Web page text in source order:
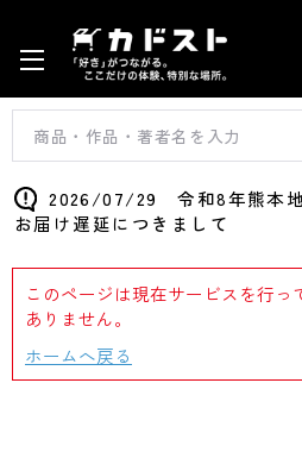
2026/07/29 令和8年熊本地
お届け遅延につきまして
このページは現在サービスを行
ありません。
ホームへ戻る